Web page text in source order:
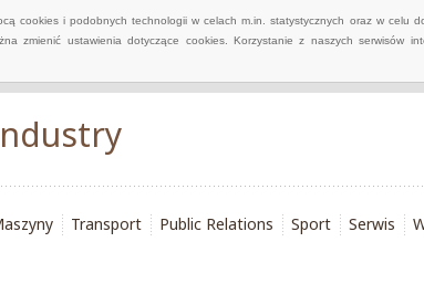
cookies i podobnych technologii w celach m.in. statystycznych oraz w celu
zmienić ustawienia dotyczące cookies. Korzystanie z naszych serwisów
Transport Public Relations Sport Serwis